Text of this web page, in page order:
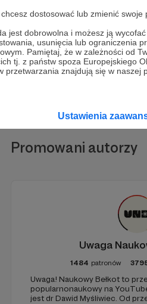
dostosować lub zmienić swoje
jest dobrowolna i możesz ją
usunięcia lub ograniczenia
Pamiętaj, że w zależności od
tj. z państw spoza Europejskiego
przetwarzania znajdują się w naszej
Ustawienia
Promowani autorzy
Uwaga
1484 patronów
Uwaga! Naukowy Bełkot to
popularnonaukowy na
jest dr Dawid Myśliwiec. Od